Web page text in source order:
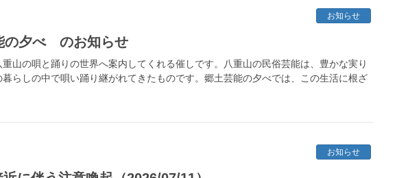
お知らせ
の夕べ のお知らせ
山の唄と踊りの世界へ案内してくれる催しです。八重山の民俗芸能は、豊かな実り
らしの中で唄い踊り継がれてきたものです。郷土芸能の夕べでは、この生活に根ざ
お知らせ